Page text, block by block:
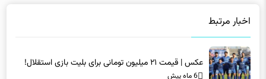
اخبار مرتبط
عکس | قیمت ۲۱ میلیون تومانی برای بلیت بازی استقلال!
6 ماه پیش